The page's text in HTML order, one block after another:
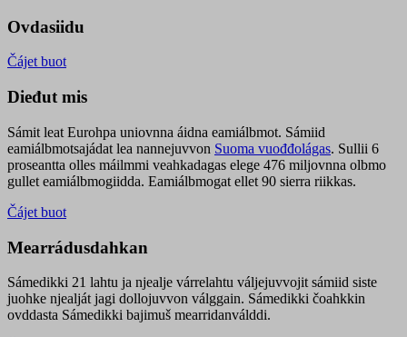
Ovdasiidu
Čájet buot
Dieđut mis
Sámit leat Eurohpa uniovnna áidna eamiálbmot. Sámiid
eamiálbmotsajádat lea nannejuvvon Suoma vuođđolágas. Sullii 6
proseantta olles máilmmi veahkadagas elege 476 miljovnna olbmo
gullet eamiálbmogiidda. Eamiálbmogat ellet 90 sierra riikkas.
Čájet buot
Mearrádusdahkan
Sámedikki 21 lahtu ja njealje várrelahtu váljejuvvojit sámiid siste
juohke njealját jagi dollojuvvon válggain. Sámedikki čoahkkin
ovddasta Sámedikki bajimuš mearridanválddi.